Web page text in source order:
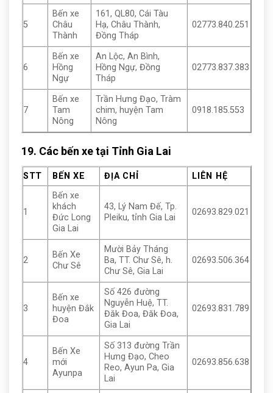
5
Bến xe
Châu
Thành
161, QL80, Cái Tàu
Hạ, Châu Thành,
Đồng Tháp
02773.840.251
6
Bến xe
Hồng
Ngự
An Lộc, An Bình,
Hồng Ngự, Đồng
Tháp
02773.837.383
7
Bến xe
Tam
Nông
Trần Hưng Đạo, Tràm
chim, huyện Tam
Nông
0918.185.553
19. Các bến xe tại Tỉnh Gia Lai
STT BẾN XE ĐỊA CHỈ LIÊN HỆ
1
Bến xe
khách
Đức Long
Gia Lai
43, Lý Nam Đế, Tp.
Pleiku, tỉnh Gia Lai
02693.829.021
2
Bến Xe
Chư Sê
Mười Bảy Tháng
Ba, TT. Chư Sê, h.
Chư Sê, Gia Lai
02693.506.364
3
Bến xe
huyện Đắk
Đoa
Số 426 đường
Nguyễn Huệ, TT.
Đăk Đoa, Đăk Đoa,
Gia Lai
02693.831.789
4
Bến Xe
mới
Ayunpa
Số 313 đường Trần
Hưng Đạo, Cheo
Reo, Ayun Pa, Gia
Lai
02693.856.638